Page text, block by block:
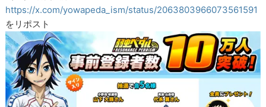
https://x.com/yowapeda_ism/status/2063803966073561591
をリポスト